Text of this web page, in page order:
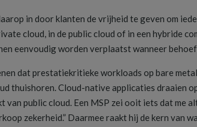
in door klanten de vrijheid te geven om
cloud, in de public cloud of in een hybride
eenvoudig worden verplaatst wanneer
dat prestatiekritieke workloads op bare
thuishoren. Cloud-native applicaties draaien
van public cloud. Een MSP zei ooit iets dat me
zekerheid.” Daarmee raakt hij de kern van